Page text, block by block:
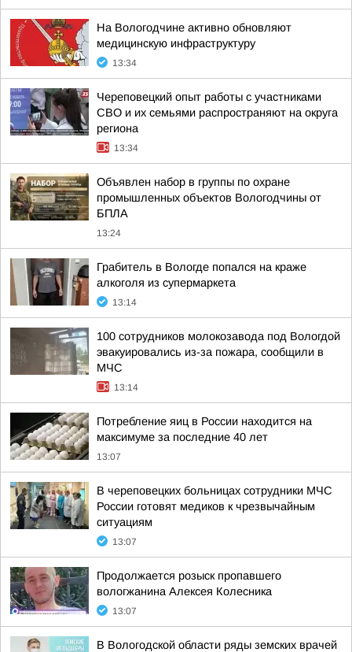
На Вологодчине активно обновляют
медицинскую инфраструктуру
13:34
Череповецкий опыт работы с участниками
СВО и их семьями распространяют на округа
региона
13:34
Объявлен набор в группы по охране
промышленных объектов Вологодчины от
БПЛА
13:24
Грабитель в Вологде попался на краже
алкоголя из супермаркета
13:14
100 сотрудников молокозавода под Вологдой
эвакуировались из-за пожара, сообщили в
МЧС
13:14
Потребление яиц в России находится на
максимуме за последние 40 лет
13:07
В череповецких больницах сотрудники МЧС
России готовят медиков к чрезвычайным
ситуациям
13:07
Продолжается розыск пропавшего
вологжанина Алексея Колесника
13:07
В Вологодской области ряды земских врачей